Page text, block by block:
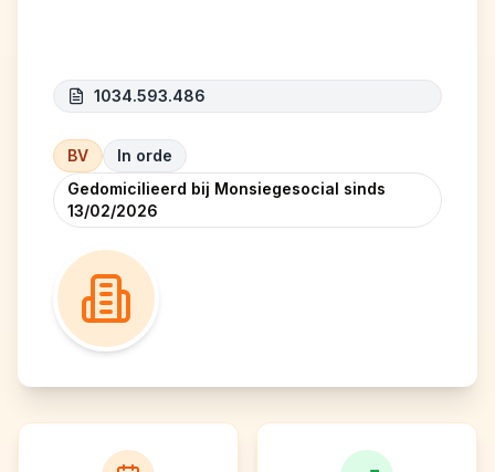
1034.593.486
BV
In orde
Gedomicilieerd bij Monsiegesocial sinds
13/02/2026